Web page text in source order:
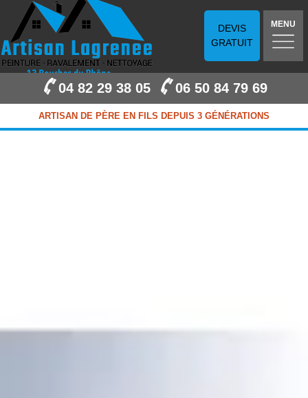
DEVIS
GRATUIT
MENU
04 82 29 38 05 06 50 84 79 69
ARTISAN DE PÈRE EN FILS DEPUIS 3 GÉNÉRATIONS